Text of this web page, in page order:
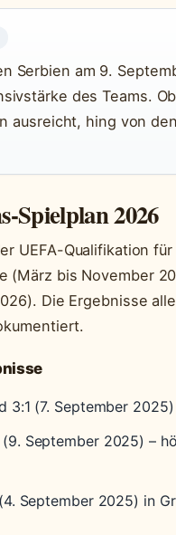
Serbien am 9.
des Teams.
ausreicht, hing von
2026
UEFA-Qualifikation
(März bis November
Die Ergebnisse
3:1 (7. September
(9. September 2025) –
September 2025) in